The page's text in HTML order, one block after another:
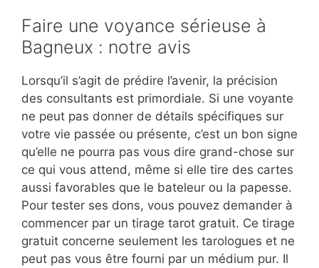
Faire une voyance sérieuse à
Bagneux : notre avis
Lorsqu’il s’agit de prédire l’avenir, la précision
des consultants est primordiale. Si une voyante
ne peut pas donner de détails spécifiques sur
votre vie passée ou présente, c’est un bon signe
qu’elle ne pourra pas vous dire grand-chose sur
ce qui vous attend, même si elle tire des cartes
aussi favorables que le bateleur ou la papesse.
Pour tester ses dons, vous pouvez demander à
commencer par un tirage tarot gratuit. Ce tirage
gratuit concerne seulement les tarologues et ne
peut pas vous être fourni par un médium pur. Il